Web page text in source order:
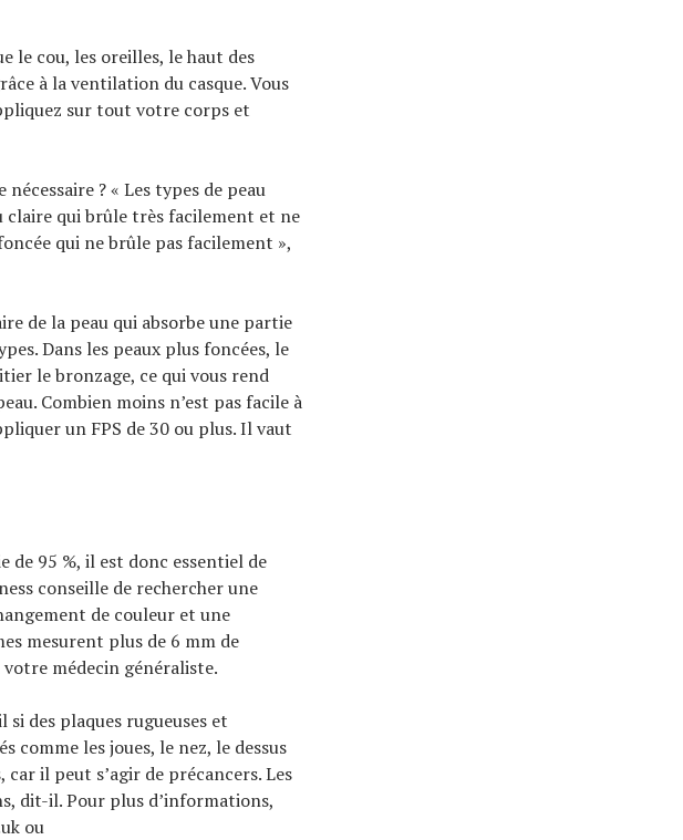
le cou, les oreilles, le haut des
à la ventilation du casque. Vous
sur tout votre corps et
? « Les types de peau
claire qui brûle très facilement et ne
qui ne brûle pas facilement »,
de la peau qui absorbe une partie
Dans les peaux plus foncées, le
le bronzage, ce qui vous rend
Combien moins n’est pas facile à
un FPS de 30 ou plus. Il vaut
de 95 %, il est donc essentiel de
conseille de rechercher une
de couleur et une
mesurent plus de 6 mm de
médecin généraliste.
des plaques rugueuses et
comme les joues, le nez, le dessus
il peut s’agir de précancers. Les
dit-il. Pour plus d’informations,
ou